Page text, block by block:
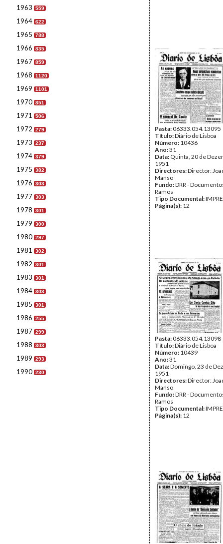
1963 559
1964 622
1965 788
1966 835
1967 859
1968 1120
1969 1101
1970 851
1971 506
1972 279
1973 237
1974 379
1975 382
1976 303
1977 303
1978 301
1979 300
1980 297
1981 302
1982 301
1983 301
1984 303
1985 301
1986 255
1987 299
1988 303
1989 293
1990 230
Pasta:06333.054.13095
Título:Diário de Lisboa
Número: 10436
Ano:31
Data: Quinta, 20 de
1951
Directores:Director:
Manso
Fundo:DRR -
Ramos
Tipo Documental:
Página(s): 12
Pasta:06333.054.13098
Título:Diário de Lisboa
Número: 10439
Ano:31
Data:Domingo, 23 de
1951
Directores:Director:
Manso
Fundo:DRR -
Ramos
Tipo Documental:
Página(s): 12